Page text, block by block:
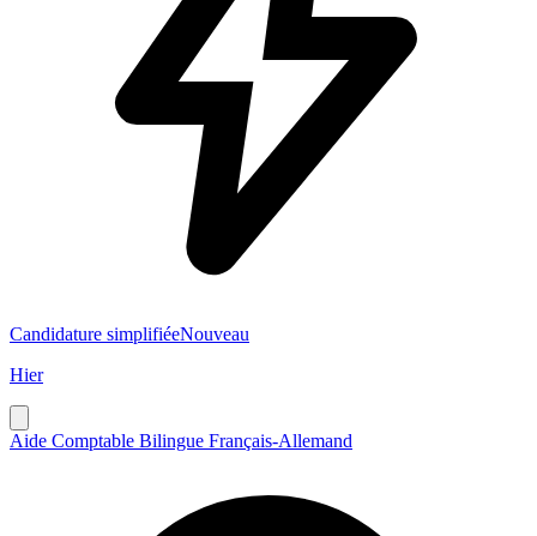
Candidature simplifiéeNouveau
Hier
Aide Comptable Bilingue Français-Allemand